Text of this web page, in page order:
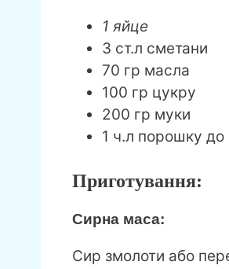
1 яйце
3 ст.л сметани
70 гр масла
100 гр цукру
200 гр муки
1 ч.л порошку до
Приготування:
Сирна маса:
Сир змолоти або